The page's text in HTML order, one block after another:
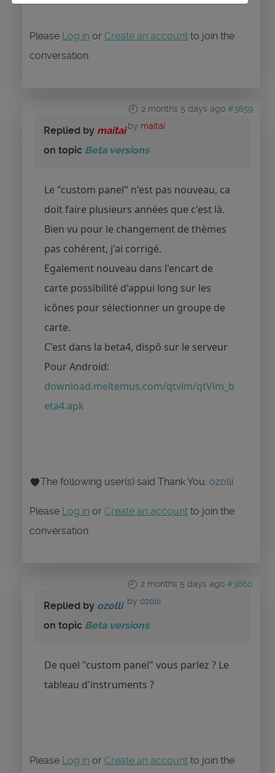
Please Log in or Create an account to join the
conversation.
2 months 5 days ago #3859
by maitai
Replied by maitai
on topic Beta versions
Le "custom panel" n'est pas nouveau, ca
doit faire plusieurs années que c'est là.
Bien vu pour le changement de thèmes
pas cohérent, j'ai corrigé.
Egalement nouveau dans l'encart de
carte possibilité d'appui long sur les
icônes pour sélectionner un groupe de
carte.
C'est dans la beta4, dispô sur le serveur
Pour Android:
download.meltemus.com/qtvlm/qtVlm_b
eta4.apk
The following user(s) said Thank You: ozolli
Please Log in or Create an account to join the
conversation.
2 months 5 days ago #3860
by ozolli
Replied by ozolli
on topic Beta versions
De quel "custom panel" vous parlez ? Le
tableau d'instruments ?
Please Log in or Create an account to join the